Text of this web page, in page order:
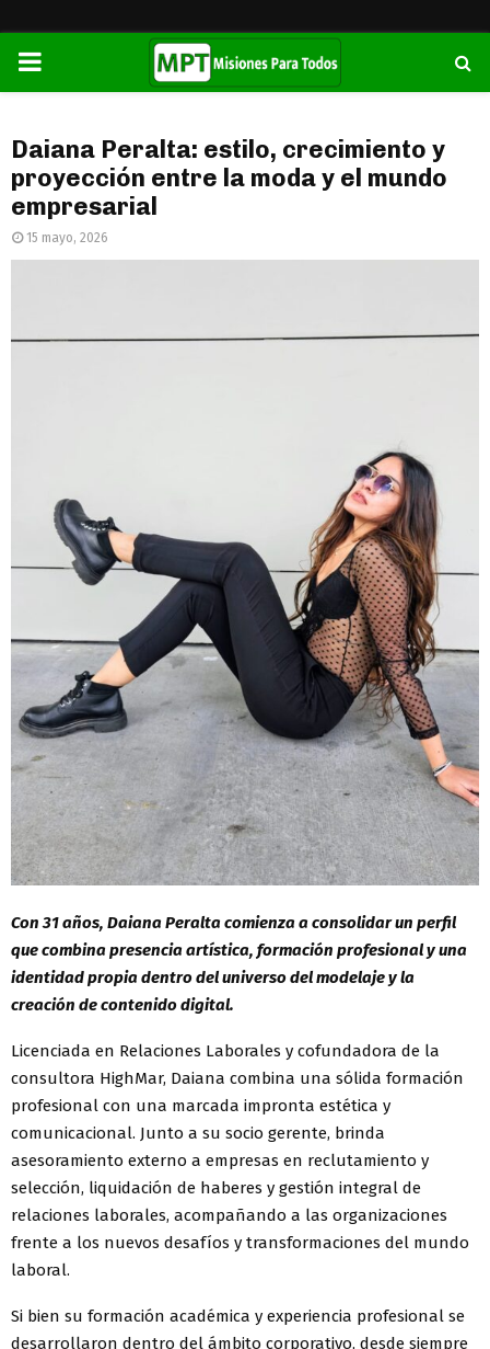
PRIMARY
Daiana Peralta: estilo, crecimiento y
proyección entre la moda y el mundo
empresarial
15 mayo, 2026
Con 31 años, Daiana Peralta comienza a consolidar un perfil
que combina presencia artística, formación profesional y una
identidad propia dentro del universo del modelaje y la
creación de contenido digital.
Licenciada en Relaciones Laborales y cofundadora de la
consultora HighMar, Daiana combina una sólida formación
profesional con una marcada impronta estética y
comunicacional. Junto a su socio gerente, brinda
asesoramiento externo a empresas en reclutamiento y
selección, liquidación de haberes y gestión integral de
relaciones laborales, acompañando a las organizaciones
frente a los nuevos desafíos y transformaciones del mundo
laboral.
Si bien su formación académica y experiencia profesional se
desarrollaron dentro del ámbito corporativo, desde siempre